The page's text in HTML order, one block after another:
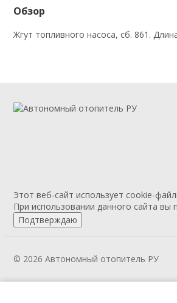
Обзор
Жгут топливного насоса, сб. 861.
Этот веб-сайт использует cookie-
При использовании данного сайта
Подтверждаю
© 2026 Автономный отопитель РУ